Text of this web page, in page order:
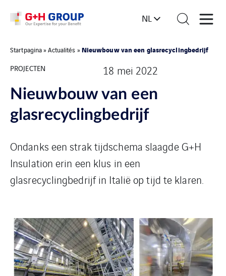
NL
Startpagina»Actualités »Nieuwbouw van een glasrecyclingbedrijf
PROJECTEN
18 mei 2022
Nieuwbouw van een
glasrecyclingbedrijf
Ondanks een strak tijdschema slaagde G+H
Insulation erin een klus in een
glasrecyclingbedrijf in Italië op tijd te klaren.